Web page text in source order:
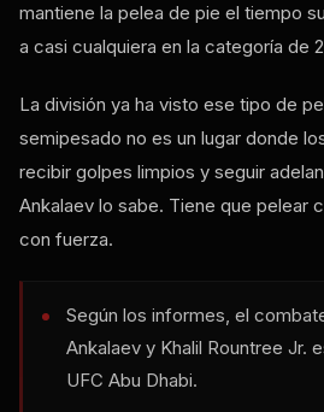
mantiene la pelea de pie el tiempo
a casi cualquiera en la categoría de
La división ya ha visto ese tipo de
semipesado no es un lugar donde
recibir golpes limpios y seguir
Ankalaev lo sabe. Tiene que pelear
con fuerza.
Según los informes, el
Ankalaev y Khalil Rountree Jr.
UFC Abu Dhabi.